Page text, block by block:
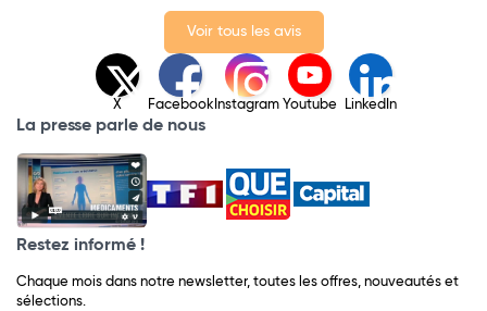
Voir tous les avis
X Facebook Instagram Youtube LinkedIn
La presse parle de nous
Restez informé !
Chaque mois dans notre newsletter, toutes les offres, nouveautés et
sélections.